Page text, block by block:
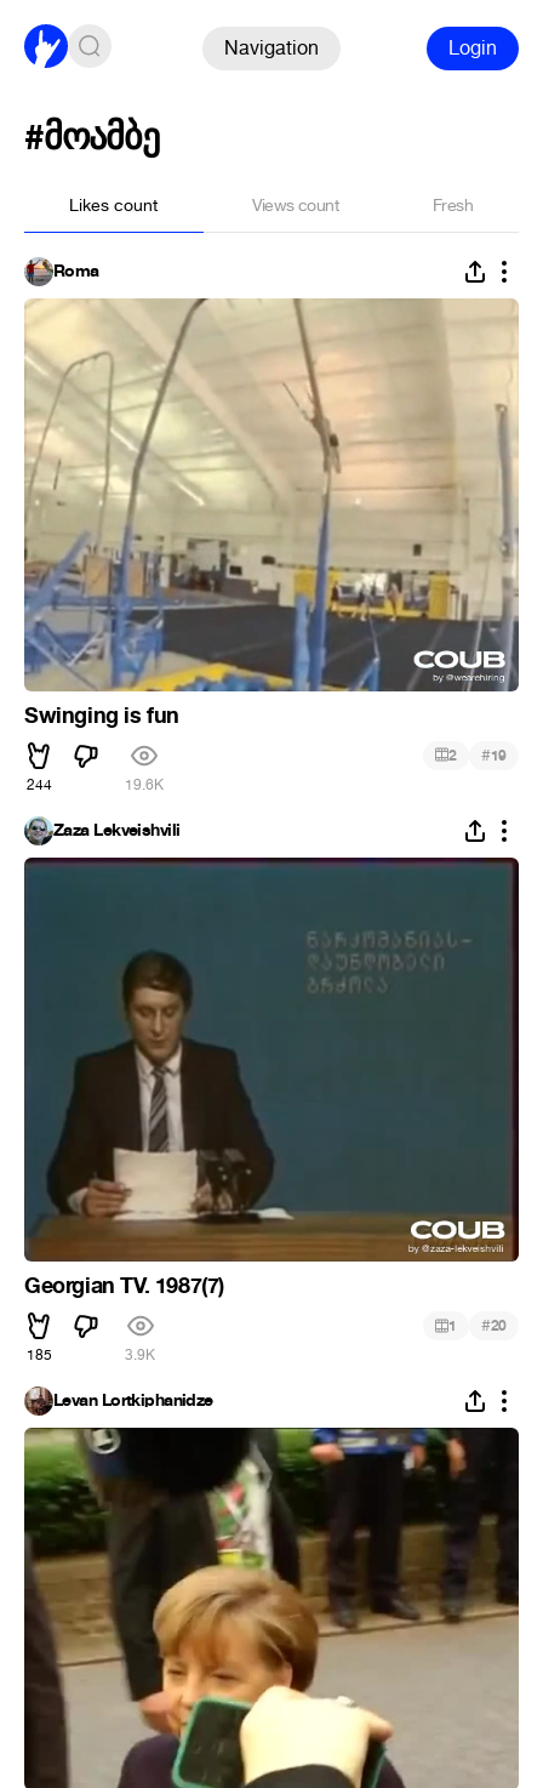
Navigation Login
#მოამბე
Likes count Views count Fresh
Roma
Swinging is fun
244 19.6K
2 #19
Zaza Lekveishvili
Georgian TV. 1987(7)
185 3.9K
1 #20
Levan Lortkiphanidze